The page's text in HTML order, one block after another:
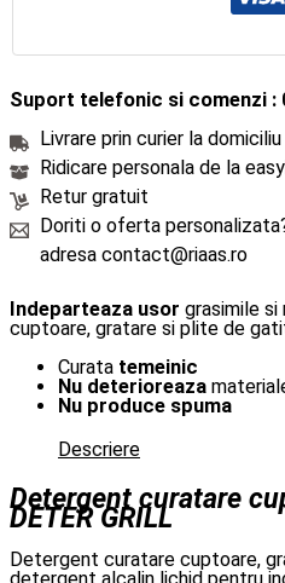
Suport telefonic si comenzi :
Livrare prin curier la domiciliu
Ridicare personala de la
Retur gratuit
Doriti o oferta
adresa contact@riaas.ro
Indeparteaza usor grasimile si
cuptoare, gratare si plite de
Curata temeinic
Nu deterioreaza
Nu produce spuma
Descriere
Detergent curatare
DETER GRILL
Detergent curatare cuptoare,